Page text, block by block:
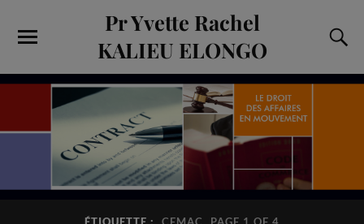
Pr Yvette Rachel
KALIEU ELONGO